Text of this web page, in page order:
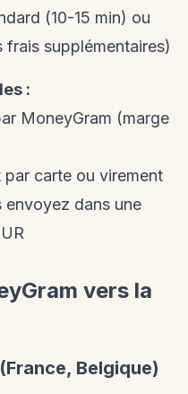
(10-15 min) ou
frais supplémentaires)
:
MoneyGram (marge
par carte ou virement
envoyez dans une
vers la
Belgique)